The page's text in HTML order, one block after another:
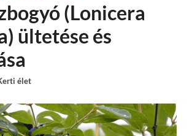
(Lonicera
ültetése és
élet